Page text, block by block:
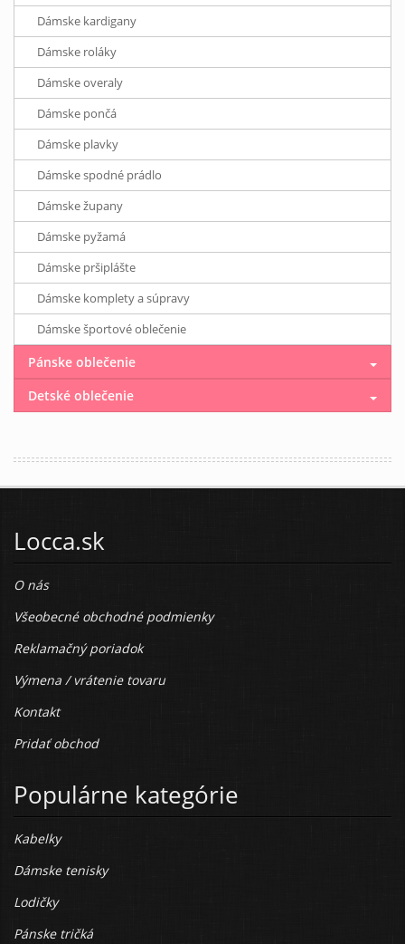
Dámske kardigany
Dámske roláky
Dámske overaly
Dámske pončá
Dámske plavky
Dámske spodné prádlo
Dámske župany
Dámske pyžamá
Dámske pršiplášte
Dámske komplety a súpravy
Dámske športové oblečenie
Pánske oblečenie
Detské oblečenie
Locca.sk
O nás
Všeobecné obchodné podmienky
Reklamačný poriadok
Výmena / vrátenie tovaru
Kontakt
Pridať obchod
Populárne kategórie
Kabelky
Dámske tenisky
Lodičky
Pánske tričká